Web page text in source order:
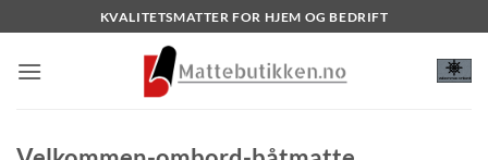
to
content
KVALITETSMATTER FOR HJEM OG BEDRIFT